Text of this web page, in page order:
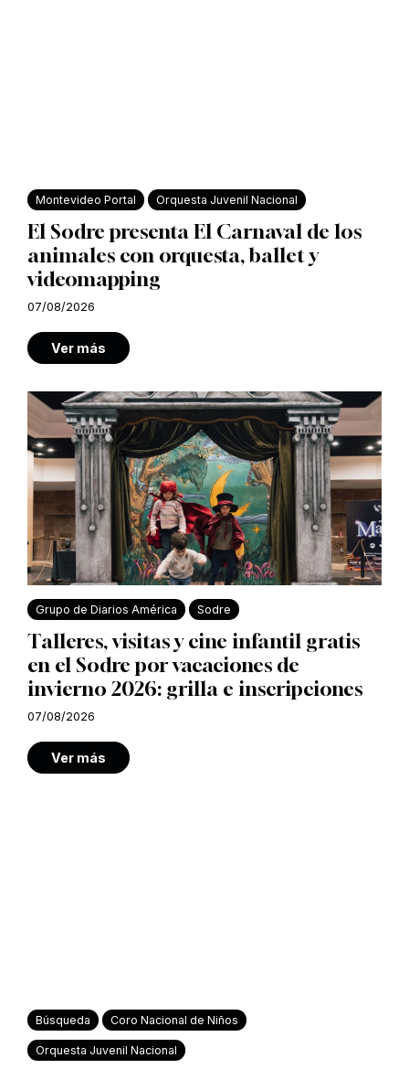
Montevideo Portal Orquesta Juvenil Nacional
El Sodre presenta El Carnaval de los
animales con orquesta, ballet y
videomapping
07/08/2026
Ver más
Grupo de Diarios América Sodre
Talleres, visitas y cine infantil gratis
en el Sodre por vacaciones de
invierno 2026: grilla e inscripciones
07/08/2026
Ver más
Búsqueda Coro Nacional de Niños
Orquesta Juvenil Nacional